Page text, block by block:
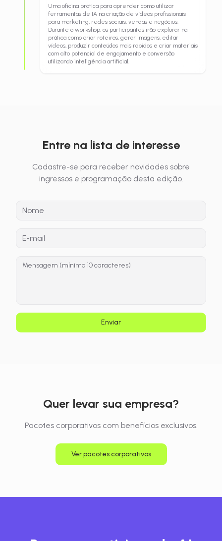
Uma oficina prática para aprender como utilizar
ferramentas de IA na criação de vídeos profissionais
para marketing, redes sociais, vendas e negócios.
Durante o workshop, os participantes irão explorar na
prática como criar roteiros, gerar imagens, editar
vídeos, produzir conteúdos mais rápidos e criar materiais
com alto potencial de engajamento e conversão
utilizando inteligência artificial.
Entre na lista de interesse
Cadastre-se para receber novidades sobre
ingressos e programação desta edição.
Enviar
Quer levar sua empresa?
Pacotes corporativos com benefícios exclusivos.
Ver pacotes corporativos